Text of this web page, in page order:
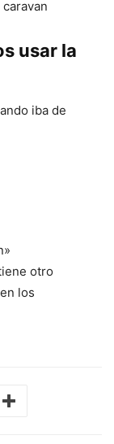
usar la
iba de
otro
los